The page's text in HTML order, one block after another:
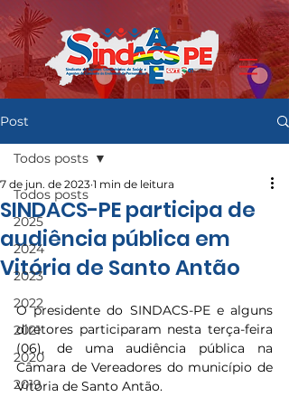
Post
Todos posts
2025
2024
2023
2022
2021
2020
2019
Todos posts
SINDACS-PE participa de
audiência pública em
Vitória de Santo Antão
7 de jun. de 2023 1 min de leitura
O presidente do SINDACS-PE e alguns
diretores participaram nesta terça-feira
(06), de uma audiência pública na
Câmara de Vereadores do município de
Vitória de Santo Antão.